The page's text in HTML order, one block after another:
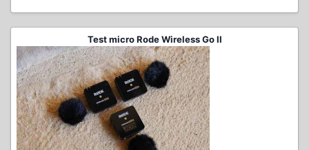
Test micro Rode Wireless Go II